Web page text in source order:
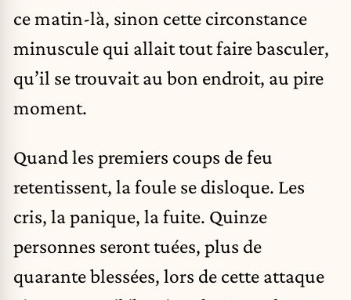
ce matin-là, sinon cette circonstance
minuscule qui allait tout faire basculer,
qu’il se trouvait au bon endroit, au pire
moment.
Quand les premiers coups de feu
retentissent, la foule se disloque. Les
cris, la panique, la fuite. Quinze
personnes seront tuées, plus de
quarante blessées, lors de cette attaque